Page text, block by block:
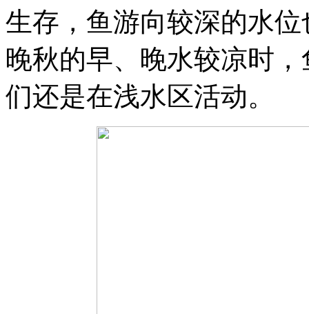
生存，鱼游向较深的水
晚秋的早、晚水较凉时
们还是在浅水区活动。